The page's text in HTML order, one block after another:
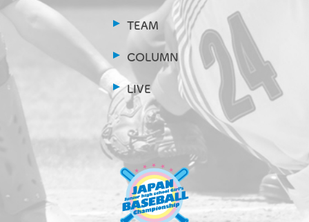
TEAM
COLUMN
LIVE